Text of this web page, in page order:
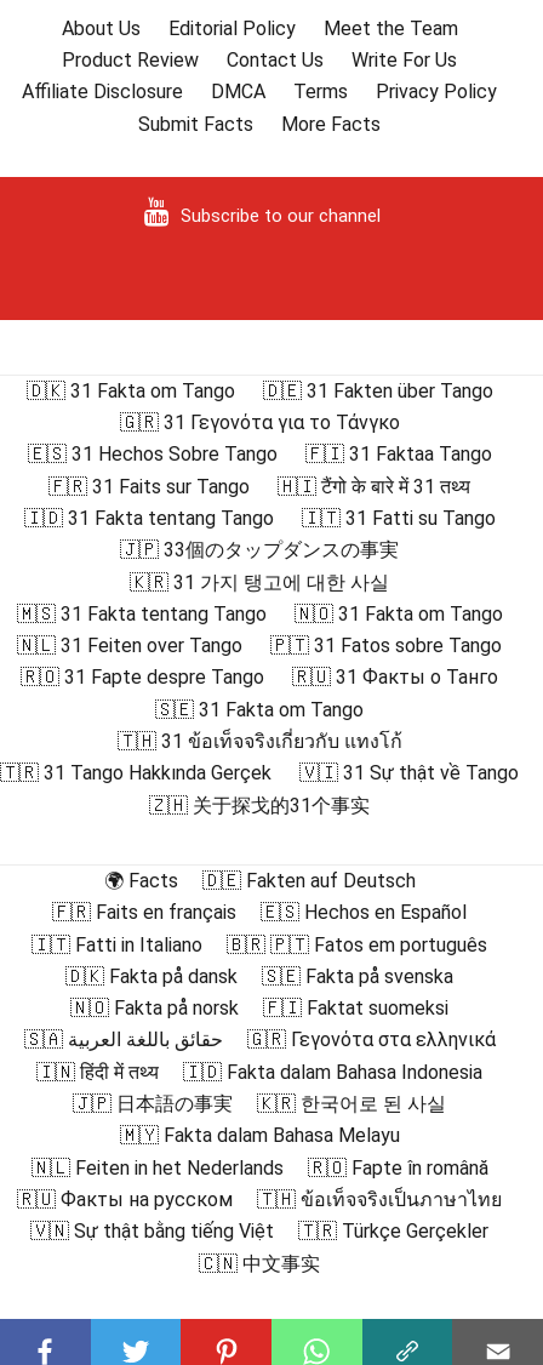
About Us Editorial Policy
Meet the Team
Product Review
Contact Us
Write For Us
Affiliate Disclosure
DMCA Terms
Privacy Policy
Submit Facts
More Facts
Subscribe to our channel
🇩🇰 31 Fakta om Tango
🇩🇪 31 Fakten über Tango
🇬🇷 31 Γεγονότα για το Τάνγκο
🇪🇸 31 Hechos Sobre Tango
🇫🇮 31 Faktaa Tango
🇫🇷 31 Faits sur Tango
🇭🇮 टैंगो के बारे में 31 तथ्य
🇮🇩 31 Fakta tentang Tango
🇮🇹 31 Fatti su Tango
🇯🇵 33個のタップダンスの事実
🇰🇷 31 가지 탱고에 대한 사실
🇲🇸 31 Fakta tentang Tango
🇳🇴 31 Fakta om Tango
🇳🇱 31 Feiten over Tango
🇵🇹 31 Fatos sobre Tango
🇷🇴 31 Fapte despre Tango
🇷🇺 31 Факты о Танго
🇸🇪 31 Fakta om Tango
🇹🇭 31 ข้อเท็จจริงเกี่ยวกับ แทงโก้
🇹🇷 31 Tango Hakkında Gerçek
🇻🇮 31 Sự thật về Tango
🇿🇭 关于探戈的31个事实
🌍 Facts
🇩🇪 Fakten auf Deutsch
🇫🇷 Faits en français
🇪🇸 Hechos en Español
🇮🇹 Fatti in Italiano
🇧🇷 🇵🇹 Fatos em português
🇩🇰 Fakta på dansk
🇸🇪 Fakta på svenska
🇳🇴 Fakta på norsk
🇫🇮 Faktat suomeksi
🇸🇦 حقائق باللغة العربية
🇬🇷 Γεγονότα στα ελληνικά
🇮🇳 हिंदी में तथ्य
🇮🇩 Fakta dalam Bahasa Indonesia
🇯🇵 日本語の事実
🇰🇷 한국어로 된 사실
🇲🇾 Fakta dalam Bahasa Melayu
🇳🇱 Feiten in het Nederlands
🇷🇴 Fapte în română
🇷🇺 Факты на русском
🇹🇭 ข้อเท็จจริงเป็นภาษาไทย
🇻🇳 Sự thật bằng tiếng Việt
🇹🇷 Türkçe Gerçekler
🇨🇳 中文事实